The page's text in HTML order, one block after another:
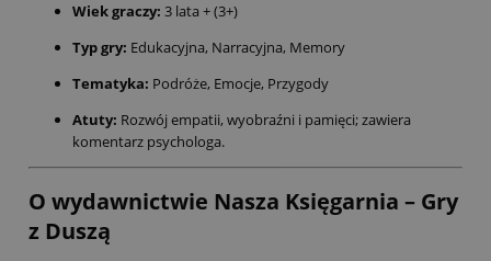
Wiek graczy: 3 lata + (3+)
Typ gry: Edukacyjna, Narracyjna, Memory
Tematyka: Podróże, Emocje, Przygody
Atuty: Rozwój empatii, wyobraźni i pamięci; zawiera
komentarz psychologa.
O wydawnictwie Nasza Księgarnia – Gry
z Duszą